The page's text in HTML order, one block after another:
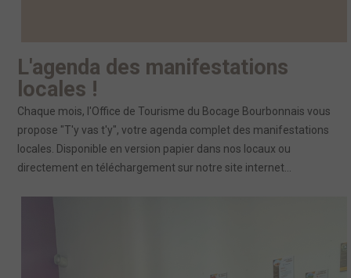
L'agenda des manifestations
locales !
Chaque mois, l'Office de Tourisme du Bocage Bourbonnais vous
propose "T'y vas t'y", votre agenda complet des manifestations
locales. Disponible en version papier dans nos locaux ou
directement en téléchargement sur notre site internet...